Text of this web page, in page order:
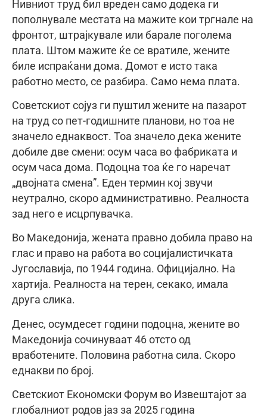
Нивниот труд бил вреден само додека ги
пополнувале местата на мажите кои тргнале на
фронтот, штрајкувале или барале поголема
плата. Штом мажите ќе се вратиле, жените
биле испраќани дома. Домот е исто така
работно место, се разбира. Само нема плата.
Советскиот сојуз ги пуштил жените на пазарот
на труд со пет-годишните планови, но тоа не
значело еднаквост. Тоа значело дека жените
добиле две смени: осум часа во фабриката и
осум часа дома. Подоцна тоа ќе го наречат
„двојната смена”. Еден термин кој звучи
неутрално, скоро административно. Реалноста
зад него е исцрпувачка.
Во Македонија, жената правно добила право на
глас и право на работа во социјалистичката
Југославија, по 1944 година. Официјално. На
хартија. Реалноста на терен, секако, имала
друга слика.
Денес, осумдесет години подоцна, жените во
Македонија сочинуваат 46 отсто од
вработените. Половина работна сила. Скоро
еднакви по број.
Светскиот Економски Форум во Извештајот за
глобалниот родов јаз за 2025 година